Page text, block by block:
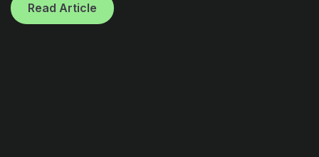
Read Article